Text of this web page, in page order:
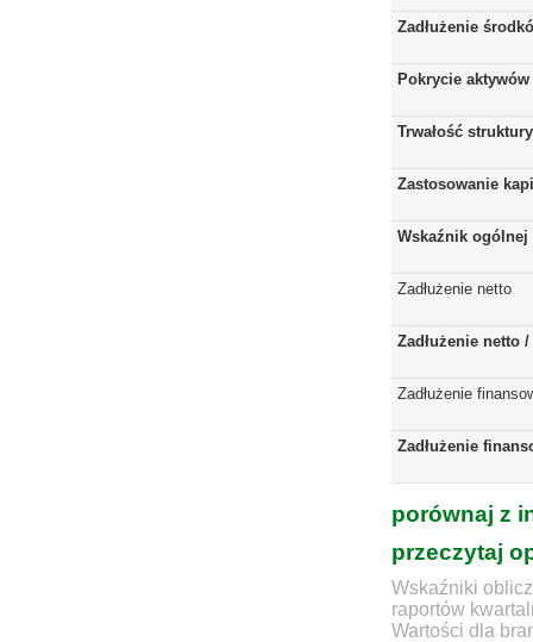
Zadłużenie
Pokrycie aktywów
Trwałość
Zastosowanie
Wskaźnik
Zadłużenie netto
Zadłużenie netto
Zadłużenie
Zadłużenie
porównaj z
przeczytaj
Wskaźniki
raportów
Wartości dla